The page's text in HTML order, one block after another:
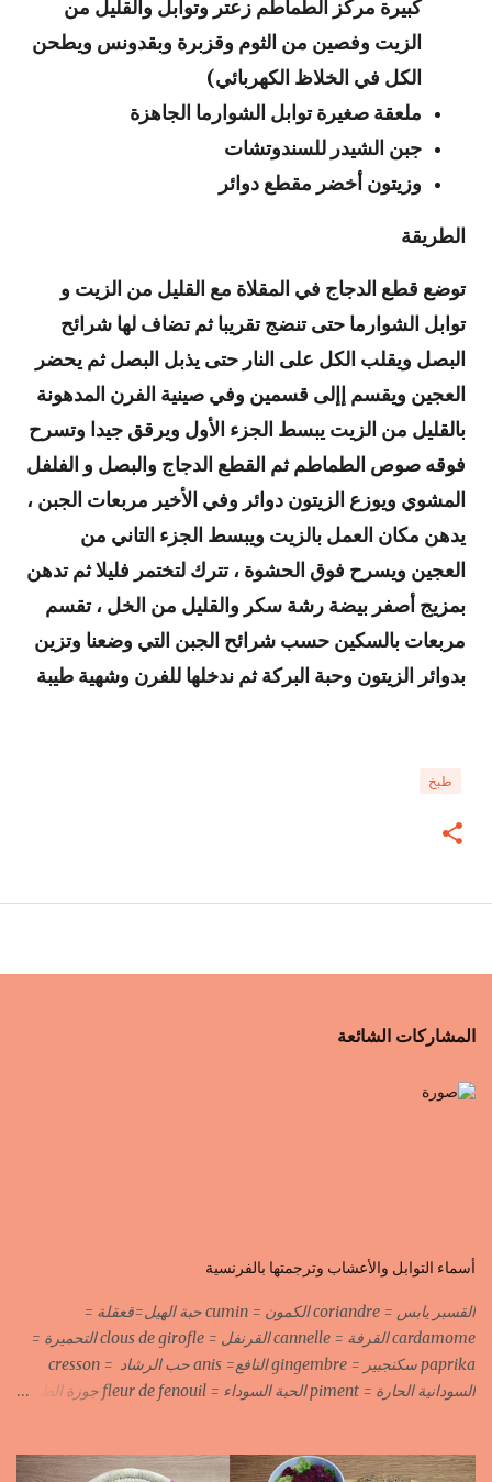
كبيرة مركز الطماطم زعتر وتوابل والقليل من
الزيت وفصين من الثوم وقزبرة وبقدونس ويطحن
الكل في الخلاظ الكهربائي)
ملعقة صغيرة توابل الشوارما الجاهزة
جبن الشيدر للسندوتشات
وزيتون أخضر مقطع دوائر
الطريقة
توضع قطع الدجاج في المقلاة مع القليل من الزيت و
توابل الشوارما حتى تنضج تقريبا ثم تضاف لها شرائح
البصل ويقلب الكل على النار حتى يذبل البصل ثم يحضر
العجين ويقسم إإلى قسمين وفي صينية الفرن المدهونة
بالقليل من الزيت يبسط الجزء الأول ويرقق جيدا وتسرح
فوقه صوص الطماطم ثم القطع الدجاج والبصل و الفلفل
المشوي ويوزع الزيتون دوائر وفي الأخير مربعات الجبن ،
يدهن مكان العمل بالزيت ويبسط الجزء التاني من
العجين ويسرح فوق الحشوة ، تترك لتختمر فليلا ثم تدهن
بمزيج أصفر بيضة رشة سكر والقليل من الخل ، تقسم
مربعات بالسكين حسب شرائح الجبن التي وضعنا وتزين
بدوائر الزيتون وحبة البركة ثم ندخلها للفرن وشهية طيبة
طبخ
المشاركات الشائعة
أسماء التوابل والأعشاب وترجمتها بالفرنسية
القسبر يابس = coriandre الكمون = cumin حبة الهيل=قعقلة =
cardamome القرفة = cannelle القرنفل = clous de girofle التحميرة =
paprika سكنجبير = gingembre النافع= anis حب الرشاد = cresson
السودانية الحارة = piment الحبة السوداء = fleur de fenouil جوزة الطيب
=nigelle اليبزار الأبيض=poivre blonc الخرقوم =safran des